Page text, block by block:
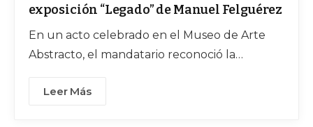
exposición “Legado” de Manuel Felguérez
En un acto celebrado en el Museo de Arte
Abstracto, el mandatario reconoció la
Valparaíso por su tierra
Leer Más